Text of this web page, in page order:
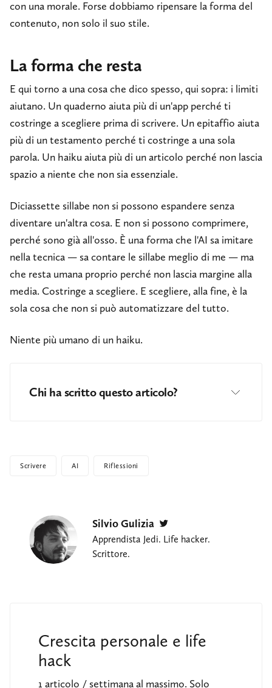
con una morale. Forse dobbiamo ripensare la forma del
contenuto, non solo il suo stile.
La forma che resta
E qui torno a una cosa che dico spesso, qui sopra: i limiti
aiutano. Un quaderno aiuta più di un'app perché ti
costringe a scegliere prima di scrivere. Un epitaffio aiuta
più di un testamento perché ti costringe a una sola
parola. Un haiku aiuta più di un articolo perché non lascia
spazio a niente che non sia essenziale.
Diciassette sillabe non si possono espandere senza
diventare un'altra cosa. E non si possono comprimere,
perché sono già all'osso. È una forma che l'AI sa imitare
nella tecnica — sa contare le sillabe meglio di me — ma
che resta umana proprio perché non lascia margine alla
media. Costringe a scegliere. E scegliere, alla fine, è la
sola cosa che non si può automatizzare del tutto.
Niente più umano di un haiku.
Chi ha scritto questo articolo?
Scrivere AI Riflessioni
Silvio Gulizia
Apprendista Jedi. Life hacker.
Scrittore.
Crescita personale e life
hack
1 articolo / settimana al massimo. Solo